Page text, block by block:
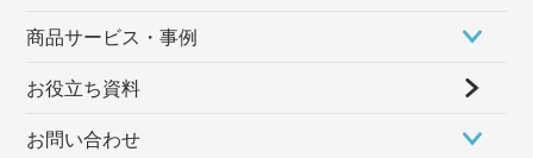
商品サービス・事例
お役立ち資料
お問い合わせ